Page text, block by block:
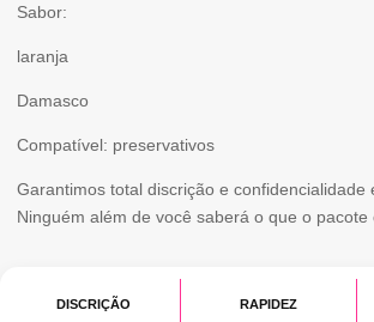
Sabor:
laranja
Damasco
Compatível: preservativos
Garantimos total discrição e confidencialidade
Ninguém além de você saberá o que o pacote
DISCRIÇÃO RAPIDEZ